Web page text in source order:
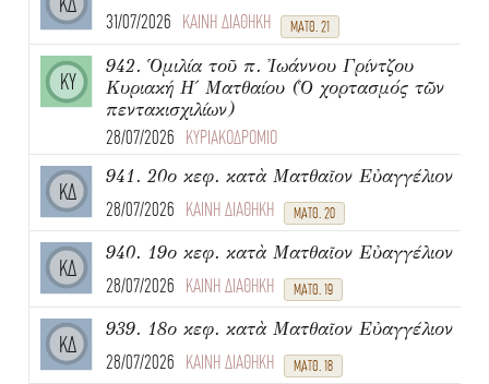
31/07/2026 ΚΑΙΝΗ ΔΙΑΘΗΚΗ ΜΑΤΘ. 21
ΚΥ
942. Ὁμιλία τοῦ π. Ἰωάννου Γρίντζου
Κυριακή Η΄ Ματθαίου (Ὁ χορτασμός τῶν
πεντακισχιλίων)
28/07/2026 ΚΥΡΙΑΚΟΔΡΟΜΙΟ
ΚΔ
941. 20ο κεφ. κατὰ Ματθαῖον Εὐαγγέλιον
28/07/2026 ΚΑΙΝΗ ΔΙΑΘΗΚΗ ΜΑΤΘ. 20
ΚΔ
940. 19ο κεφ. κατὰ Ματθαῖον Εὐαγγέλιον
28/07/2026 ΚΑΙΝΗ ΔΙΑΘΗΚΗ ΜΑΤΘ. 19
ΚΔ
939. 18ο κεφ. κατὰ Ματθαῖον Εὐαγγέλιον
28/07/2026 ΚΑΙΝΗ ΔΙΑΘΗΚΗ ΜΑΤΘ. 18